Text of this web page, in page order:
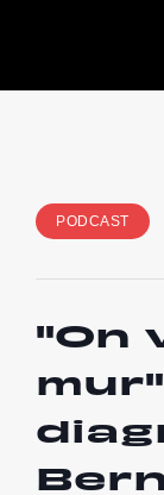
PODCAST
"On
mur"